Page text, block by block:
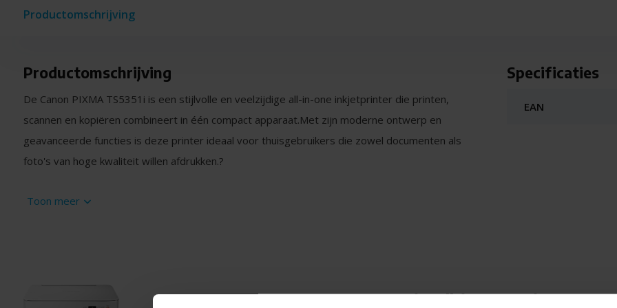
Productomschrijving
Productomschrijving
De Canon PIXMA TS5351i is een stijlvolle en veelzijdige all-in-one inkjetprinter die printen,
scannen en kopiëren combineert in één compact apparaat.Met zijn moderne ontwerp en
geavanceerde functies is deze printer ideaal voor thuisgebruikers die zowel documenten als
foto's van hoge kwaliteit willen afdrukken.?
Handige all-in-one functionaliteit
Toon meer
Specificaties
EAN
Canon PIXMA TS5351i - All-in-one printer